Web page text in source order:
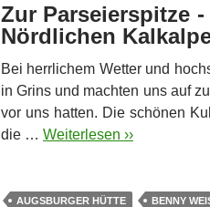
Zur Parseierspitze
Nördlichen
Bei herrlichem Wetter und
in Grins und machten uns auf
vor uns hatten. Die schönen
die … Weiterlesen ››
AUGSBURGER HÜTTE BENNY